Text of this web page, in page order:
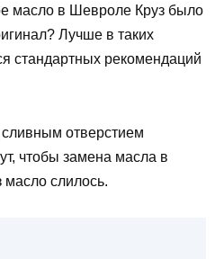
масло в Шевроле Круз было
Лучше в таких
стандартных рекомендаций
отверстием
чтобы замена масла в
масло слилось.